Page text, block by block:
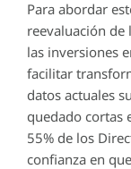
Para abordar
reevaluación de
las inversiones
facilitar
datos actuales
quedado cortas
55% de los
confianza en